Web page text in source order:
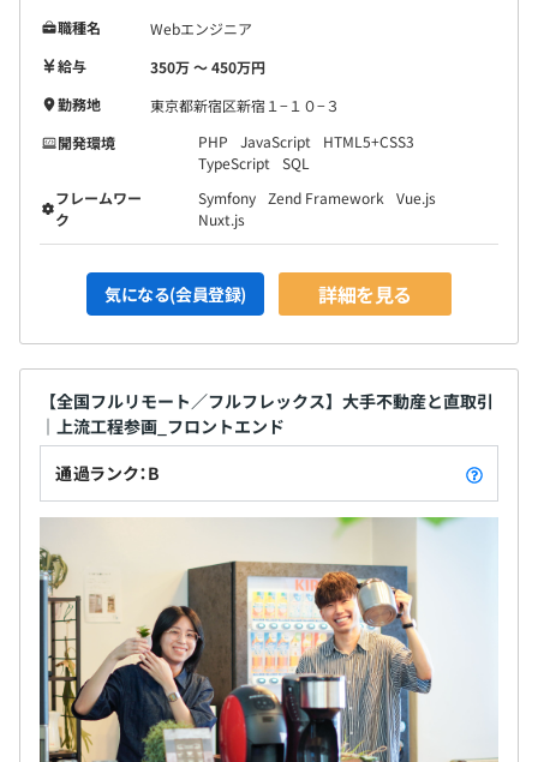
職種名
Webエンジニア
給与
350万 〜 450万円
勤務地
東京都新宿区新宿１−１０−３
開発環境
PHP JavaScript
HTML5+CSS3
TypeScript
SQL
フレームワー
ク
Symfony Zend Framework
Vue.js
Nuxt.js
気になる(会員登録) 詳細を見る
【全国フルリモート／フルフレックス】大手不動産と直取引
｜上流工程参画_フロントエンド
通過ランク：B